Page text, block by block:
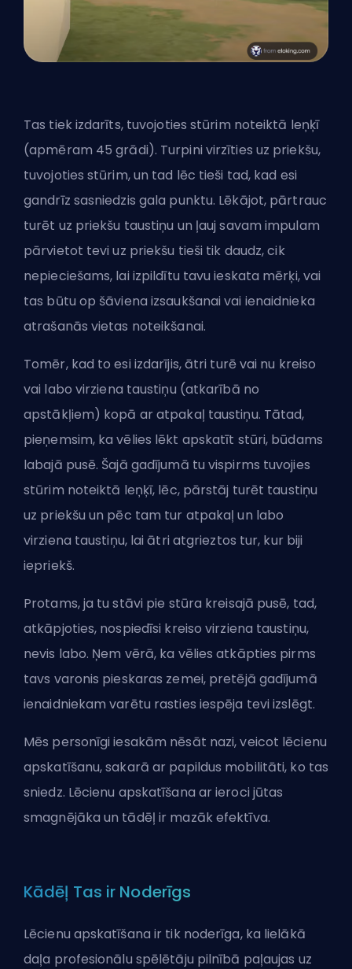
Tas tiek izdarīts, tuvojoties stūrim noteiktā leņķī
(apmēram 45 grādi). Turpini virzīties uz priekšu,
tuvojoties stūrim, un tad lēc tieši tad, kad esi
gandrīz sasniedzis gala punktu. Lēkājot, pārtrauc
turēt uz priekšu taustiņu un ļauj savam impulam
pārvietot tevi uz priekšu tieši tik daudz, cik
nepieciešams, lai izpildītu tavu ieskata mērķi, vai
tas būtu op šāviena izsaukšanai vai ienaidnieka
atrašanās vietas noteikšanai.
Tomēr, kad to esi izdarījis, ātri turē vai nu kreiso
vai labo virziena taustiņu (atkarībā no
apstākļiem) kopā ar atpakaļ taustiņu. Tātad,
pieņemsim, ka vēlies lēkt apskatīt stūri, būdams
labajā pusē. Šajā gadījumā tu vispirms tuvojies
stūrim noteiktā leņķī, lēc, pārstāj turēt taustiņu
uz priekšu un pēc tam tur atpakaļ un labo
virziena taustiņu, lai ātri atgrieztos tur, kur biji
iepriekš.
Protams, ja tu stāvi pie stūra kreisajā pusē, tad,
atkāpjoties, nospiedīsi kreiso virziena taustiņu,
nevis labo. Ņem vērā, ka vēlies atkāpties pirms
tavs varonis pieskaras zemei, pretējā gadījumā
ienaidniekam varētu rasties iespēja tevi izslēgt.
Mēs personīgi iesakām nēsāt nazi, veicot lēcienu
apskatīšanu, sakarā ar papildus mobilitāti, ko tas
sniedz. Lēcienu apskatīšana ar ieroci jūtas
smagnējāka un tādēļ ir mazāk efektīva.
Kādēļ Tas ir Noderīgs
Lēcienu apskatīšana ir tik noderīga, ka lielākā
daļa profesionālu spēlētāju pilnībā paļaujas uz